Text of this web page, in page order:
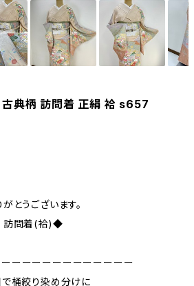
古典柄 訪問着 正絹 袷 s657
とうございます。
問着(袷)◆
ーーーーーーーーーーーー
桶絞り染め分けに